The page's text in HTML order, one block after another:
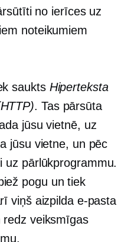
no ierīces uz
noteikumiem
saukts Hiperteksta
. Tas pārsūta
jūsu vietnē, uz
jūsu vietne, un pēc
pārlūkprogrammu.
pogu un tiek
viņš aizpilda e-pasta
redz veiksmīgas